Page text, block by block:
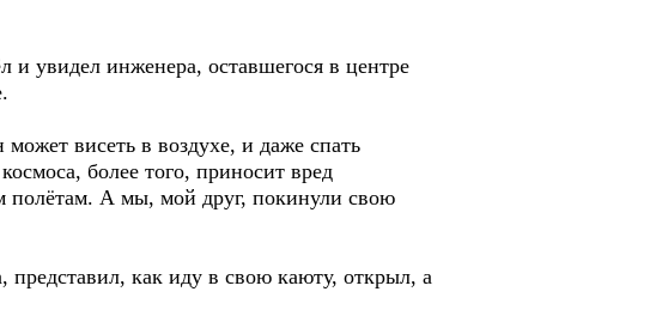
увидел инженера, оставшегося в центре
висеть в воздухе, и даже спать
более того, приносит вред
полётам. А мы, мой друг, покинули свою
как иду в свою каюту, открыл, а